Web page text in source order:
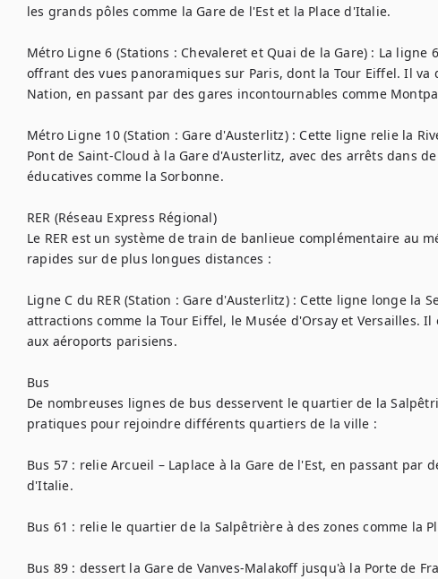
les grands pôles comme la Gare de l'Est et la Place d'Italie.
Métro Ligne 6 (Stations : Chevaleret et Quai de la Gare) : La
offrant des vues panoramiques sur Paris, dont la Tour Eiffel. Il va
Nation, en passant par des gares incontournables comme
Métro Ligne 10 (Station : Gare d'Austerlitz) : Cette ligne relie la
Pont de Saint-Cloud à la Gare d'Austerlitz, avec des arrêts dans
éducatives comme la Sorbonne.
RER (Réseau Express Régional)
Le RER est un système de train de banlieue complémentaire au
rapides sur de plus longues distances :
Ligne C du RER (Station : Gare d'Austerlitz) : Cette ligne longe la
attractions comme la Tour Eiffel, le Musée d'Orsay et Versailles.
aux aéroports parisiens.
Bus
De nombreuses lignes de bus desservent le quartier de la
pratiques pour rejoindre différents quartiers de la ville :
Bus 57 : relie Arcueil – Laplace à la Gare de l'Est, en passant par
d'Italie.
Bus 61 : relie le quartier de la Salpêtrière à des zones comme la
Bus 89 : dessert la Gare de Vanves-Malakoff jusqu'à la Porte de